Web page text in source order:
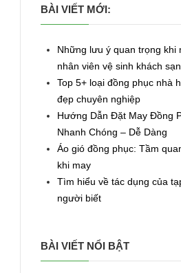
BÀI VIẾT MỚI:
Những lưu ý quan trọng khi
nhân viên vệ sinh khách sạn
Top 5+ loại đồng phục nhà
đẹp chuyên nghiệp
Hướng Dẫn Đặt May Đồng
Nhanh Chóng – Dễ Dàng
Áo gió đồng phục: Tầm
khi may
Tìm hiểu về tác dụng của
người biết
BÀI VIẾT NỔI BẬT